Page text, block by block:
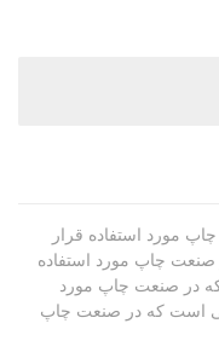
مورد استفاده قرار
صنعت چاپ مورد استفاده
در صنعت چاپ مورد
است که در صنعت چاپ